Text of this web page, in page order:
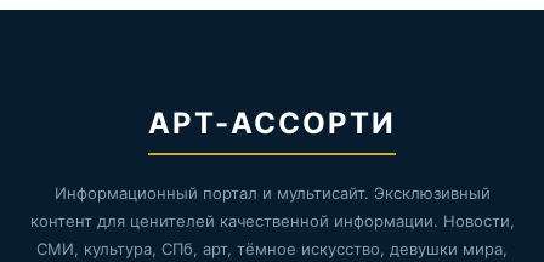
АРТ-АССОРТИ
Информационный портал и мультисайт. Эксклюзивный
контент для ценителей качественной информации. Новости,
СМИ, культура, СПб, арт, тёмное искусство, девушки мира,